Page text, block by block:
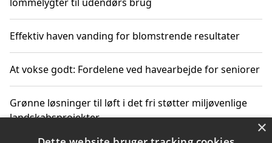
Effektiv haven vanding for blomstrende resultater
At vokse godt: Fordelene ved havearbejde for seniorer
Grønne løsninger til løft i det fri støtter miljøvenlige
landskabsprojekter
×